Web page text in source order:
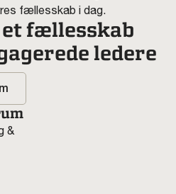
fællesskab i dag.
et fællesskab
ledere
&